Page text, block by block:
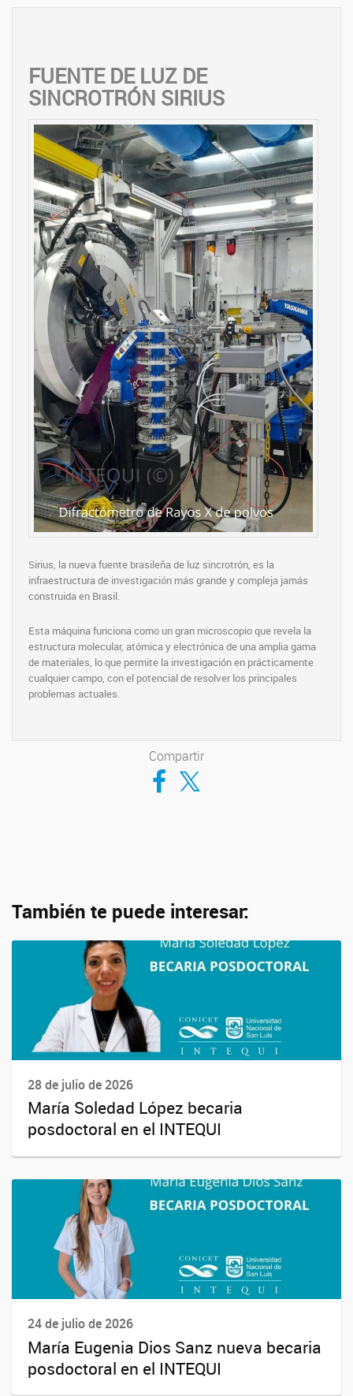
FUENTE DE LUZ DE
SINCROTRÓN SIRIUS
Sirius, la nueva fuente brasileña de luz sincrotrón, es la
infraestructura de investigación más grande y compleja jamás
construida en Brasil.
Esta máquina funciona como un gran microscopio que revela la
estructura molecular, atómica y electrónica de una amplia gama
de materiales, lo que permite la investigación en prácticamente
cualquier campo, con el potencial de resolver los principales
problemas actuales.
Compartir
Compartir en Facebook
Compartir en Twitter
También te puede interesar:
28 de julio de 2026
María Soledad López becaria
posdoctoral en el INTEQUI
24 de julio de 2026
María Eugenia Dios Sanz nueva becaria
posdoctoral en el INTEQUI